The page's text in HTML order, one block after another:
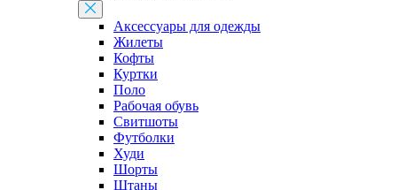
Аксессуары для одежды
Жилеты
Кофты
Куртки
Поло
Рабочая обувь
Свитшоты
Футболки
Худи
Шорты
Штаны